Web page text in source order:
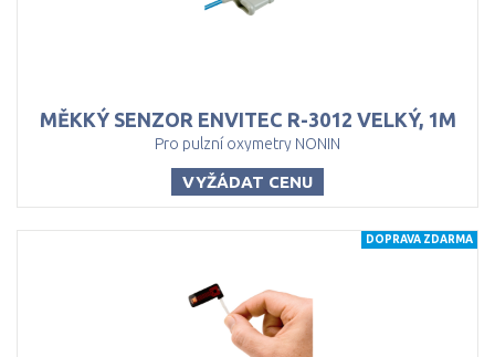
MĚKKÝ SENZOR ENVITEC R-3012 VELKÝ, 1M
Pro pulzní oxymetry NONIN
VYŽÁDAT CENU
DOPRAVA ZDARMA